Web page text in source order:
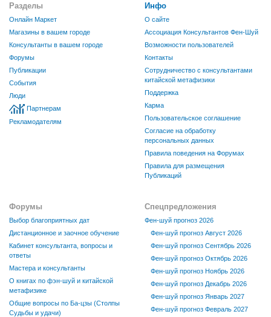
Разделы
Онлайн Маркет
Магазины в вашем городе
Консультанты в вашем городе
Форумы
Публикации
События
Люди
Партнерам
Рекламодателям
Инфо
О сайте
Ассоциация Консультантов Фен-Шуй
Возможности пользователей
Контакты
Сотрудничество с консультантами
китайской метафизики
Поддержка
Карма
Пользовательское соглашение
Согласие на обработку
персональных данных
Правила поведения на Форумах
Правила для размещения
Публикаций
Форумы
Выбор благоприятных дат
Дистанционное и заочное обучение
Кабинет консультанта, вопросы и
ответы
Мастера и консультанты
О книгах по фэн-шуй и китайской
метафизике
Общие вопросы по Ба-цзы (Столпы
Судьбы и удачи)
Спецпредложения
Фен-шуй прогноз 2026
Фен-шуй прогноз Август 2026
Фен-шуй прогноз Сентябрь 2026
Фен-шуй прогноз Октябрь 2026
Фен-шуй прогноз Ноябрь 2026
Фен-шуй прогноз Декабрь 2026
Фен-шуй прогноз Январь 2027
Фен-шуй прогноз Февраль 2027